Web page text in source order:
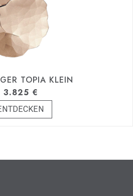
TOPIA KLEIN
3.825 €